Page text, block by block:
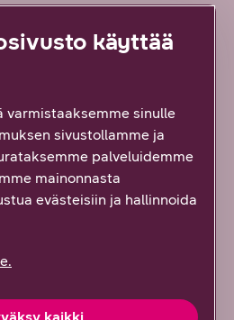
käyttää
varmistaaksemme sinulle
sivustollamme ja
palveluidemme
mainonnasta
evästeisiin ja hallinnoida
kaikki